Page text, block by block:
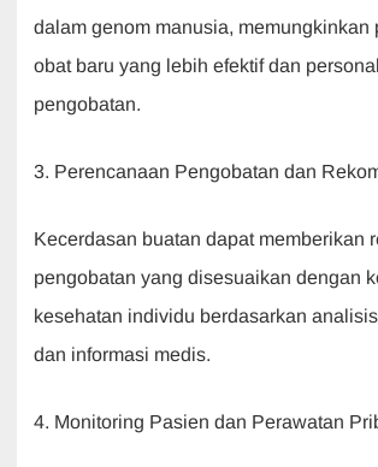
dalam genom manusia, memungkinkan
obat baru yang lebih efektif dan
pengobatan.
3. Perencanaan Pengobatan dan
Kecerdasan buatan dapat memberikan
pengobatan yang disesuaikan dengan
kesehatan individu berdasarkan
dan informasi medis.
4. Monitoring Pasien dan Perawatan